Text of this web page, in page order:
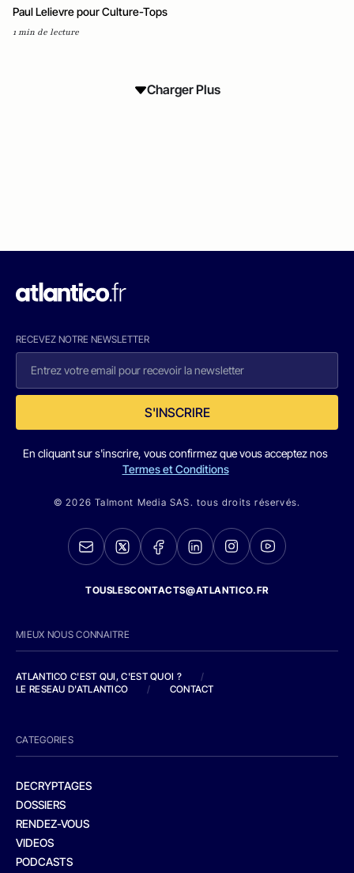
Paul Lelievre pour Culture-Tops
1 min de lecture
Charger Plus
RECEVEZ NOTRE NEWSLETTER
S'INSCRIRE
En cliquant sur s'inscrire, vous confirmez que vous acceptez nos
Termes et Conditions
© 2026 Talmont Media SAS. tous droits réservés.
TOUSLESCONTACTS@ATLANTICO.FR
MIEUX NOUS CONNAITRE
ATLANTICO C'EST QUI, C'EST QUOI ?
/
LE RESEAU D'ATLANTICO
/ CONTACT
CATEGORIES
DECRYPTAGES
DOSSIERS
RENDEZ-VOUS
VIDEOS
PODCASTS